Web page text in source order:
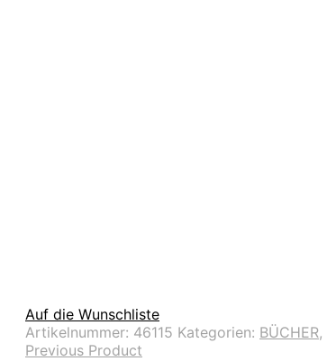
Auf die Wunschliste
Artikelnummer: 46115 Kategorien: BÜCHER,
Previous Product